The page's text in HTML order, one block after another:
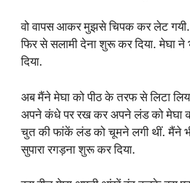
वो वापस आकर मुझसे चिपक कर लेट
फिर से सलामी देना शुरू कर दिया. मेघा
दिया.
अब मैंने मेघा को पीठ के तरफ से लिटा
अपने कंधे पर रख कर अपने लंड को मेघा
चुत की फांकें लंड को चूमने लगी थीं. मैंने
सुपारा रगड़ना शुरू कर दिया.